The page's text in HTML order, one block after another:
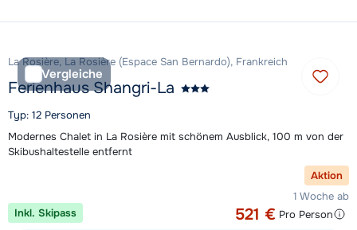
Vergleiche
La Rosière, La Rosière (Espace San Bernardo), Frankreich
Ferienhaus Shangri-La
Typ: 12 Personen
Modernes Chalet in La Rosière mit schönem Ausblick, 100 m von der
Skibushaltestelle entfernt
Aktion
1 Woche ab
521 € Pro Person
Inkl. Skipass